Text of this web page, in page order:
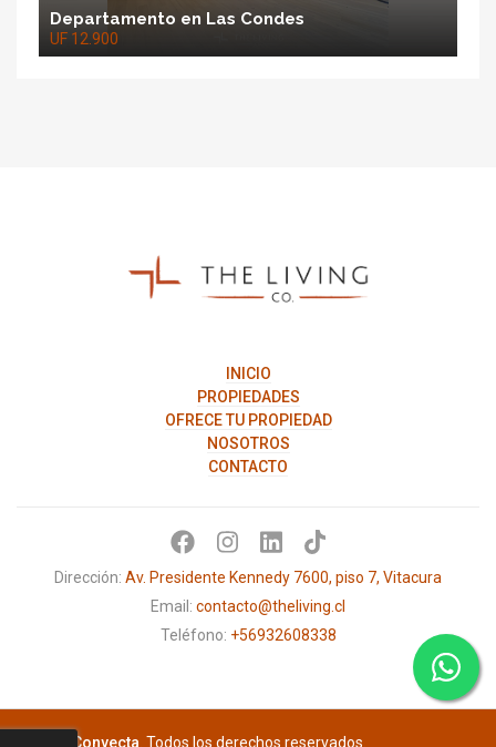
Departamento en Las Condes
UF 12.900
INICIO
PROPIEDADES
OFRECE TU PROPIEDAD
NOSOTROS
CONTACTO
Dirección: Av. Presidente Kennedy 7600, piso 7, Vitacura
Email: contacto@theliving.cl
Teléfono: +56932608338
Convecta . Todos los derechos reservados.